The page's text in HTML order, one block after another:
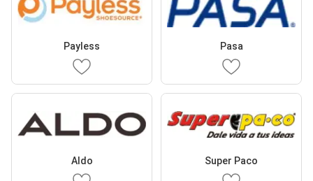
Payless Pasa
Aldo Super Paco